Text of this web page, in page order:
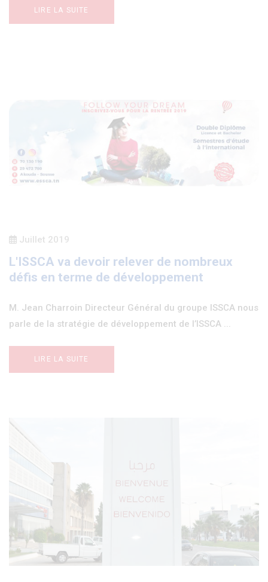
LIRE LA SUITE
Juillet 2019
L'ISSCA va devoir relever de nombreux
défis en terme de développement
M. Jean Charroin Directeur Général du groupe ISSCA nous
parle de la stratégie de développement de l’ISSCA ...
LIRE LA SUITE